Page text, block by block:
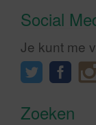
Social
Je kunt me
Zoeken